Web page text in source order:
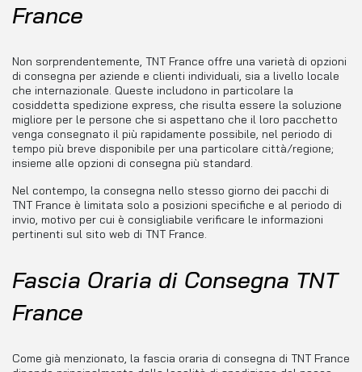
France
Non sorprendentemente, TNT France offre una varietà di opzioni
di consegna per aziende e clienti individuali, sia a livello locale
che internazionale. Queste includono in particolare la
cosiddetta spedizione express, che risulta essere la soluzione
migliore per le persone che si aspettano che il loro pacchetto
venga consegnato il più rapidamente possibile, nel periodo di
tempo più breve disponibile per una particolare città/regione;
insieme alle opzioni di consegna più standard.
Nel contempo, la consegna nello stesso giorno dei pacchi di
TNT France è limitata solo a posizioni specifiche e al periodo di
invio, motivo per cui è consigliabile verificare le informazioni
pertinenti sul sito web di TNT France.
Fascia Oraria di Consegna TNT
France
Come già menzionato, la fascia oraria di consegna di TNT France